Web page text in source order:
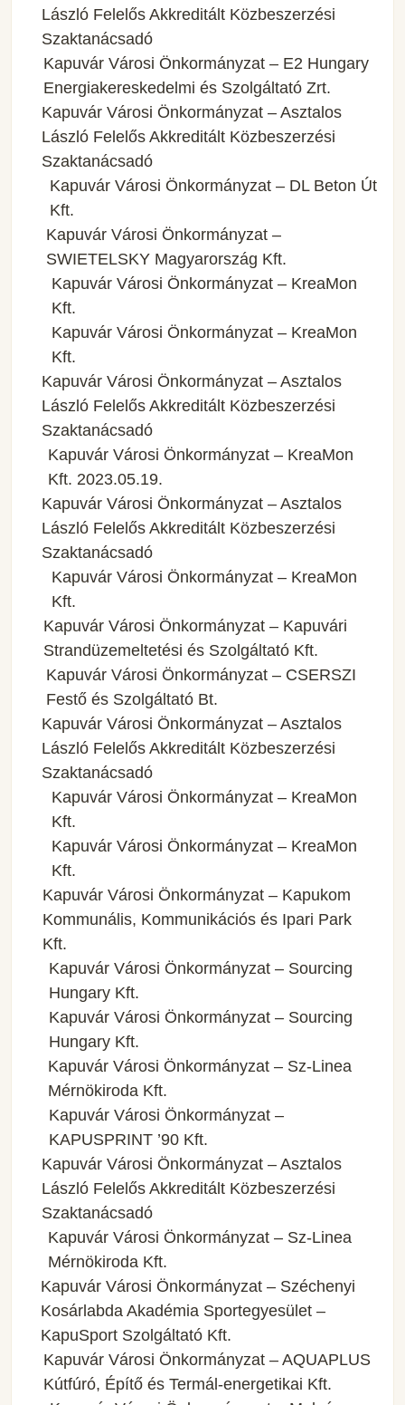
László Felelős Akkreditált Közbeszerzési
Szaktanácsadó
Kapuvár Városi Önkormányzat – E2 Hungary
Energiakereskedelmi és Szolgáltató Zrt.
Kapuvár Városi Önkormányzat – Asztalos
László Felelős Akkreditált Közbeszerzési
Szaktanácsadó
Kapuvár Városi Önkormányzat – DL Beton Út
Kft.
Kapuvár Városi Önkormányzat –
SWIETELSKY Magyarország Kft.
Kapuvár Városi Önkormányzat – KreaMon
Kft.
Kapuvár Városi Önkormányzat – KreaMon
Kft.
Kapuvár Városi Önkormányzat – Asztalos
László Felelős Akkreditált Közbeszerzési
Szaktanácsadó
Kapuvár Városi Önkormányzat – KreaMon
Kft. 2023.05.19.
Kapuvár Városi Önkormányzat – Asztalos
László Felelős Akkreditált Közbeszerzési
Szaktanácsadó
Kapuvár Városi Önkormányzat – KreaMon
Kft.
Kapuvár Városi Önkormányzat – Kapuvári
Strandüzemeltetési és Szolgáltató Kft.
Kapuvár Városi Önkormányzat – CSERSZI
Festő és Szolgáltató Bt.
Kapuvár Városi Önkormányzat – Asztalos
László Felelős Akkreditált Közbeszerzési
Szaktanácsadó
Kapuvár Városi Önkormányzat – KreaMon
Kft.
Kapuvár Városi Önkormányzat – KreaMon
Kft.
Kapuvár Városi Önkormányzat – Kapukom
Kommunális, Kommunikációs és Ipari Park
Kft.
Kapuvár Városi Önkormányzat – Sourcing
Hungary Kft.
Kapuvár Városi Önkormányzat – Sourcing
Hungary Kft.
Kapuvár Városi Önkormányzat – Sz-Linea
Mérnökiroda Kft.
Kapuvár Városi Önkormányzat –
KAPUSPRINT ’90 Kft.
Kapuvár Városi Önkormányzat – Asztalos
László Felelős Akkreditált Közbeszerzési
Szaktanácsadó
Kapuvár Városi Önkormányzat – Sz-Linea
Mérnökiroda Kft.
Kapuvár Városi Önkormányzat – Széchenyi
Kosárlabda Akadémia Sportegyesület –
KapuSport Szolgáltató Kft.
Kapuvár Városi Önkormányzat – AQUAPLUS
Kútfúró, Építő és Termál-energetikai Kft.